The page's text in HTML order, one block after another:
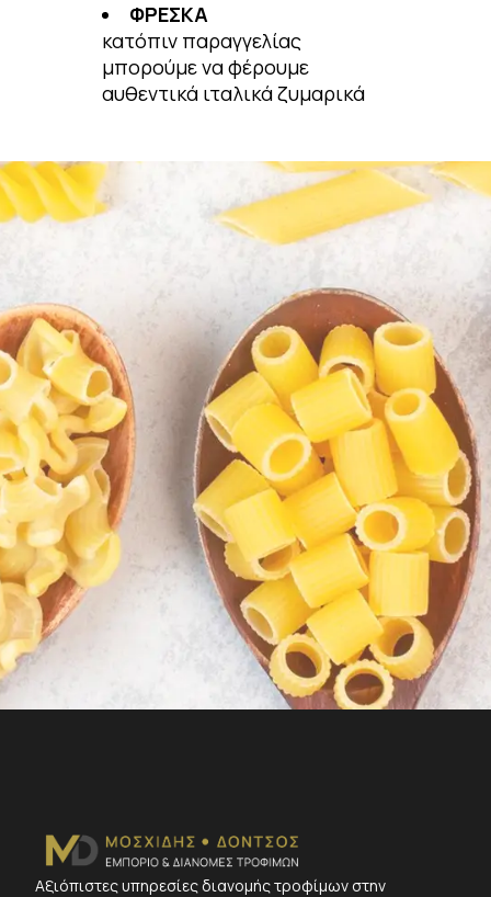
ΦΡΕΣΚΑ
κατόπιν παραγγελίας
μπορούμε να φέρουμε
αυθεντικά ιταλικά ζυμαρικά
Αξιόπιστες υπηρεσίες διανομής τροφίμων στην